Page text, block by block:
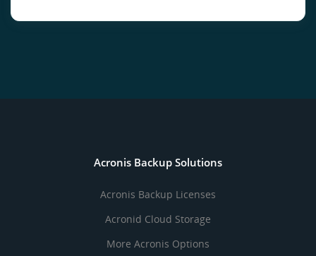
Acronis Backup Solutions
Acronis Backup Licenses
Acronid Cloud Storage
More Acronis Options